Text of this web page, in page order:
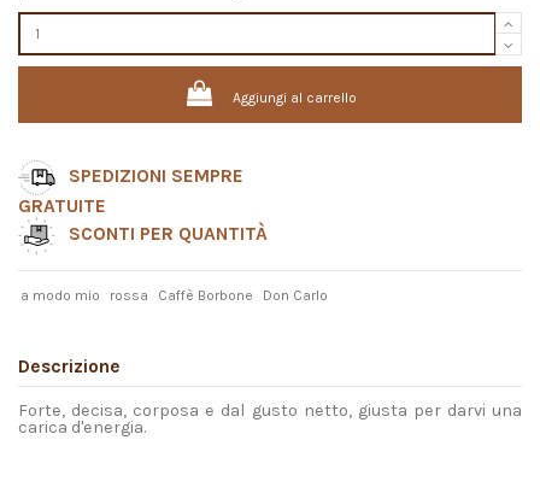
Aggiungi al carrello
SPEDIZIONI SEMPRE
GRATUITE
SCONTI PER QUANTITÀ
a modo mio rossa Caffè Borbone Don Carlo
Descrizione
Forte, decisa, corposa e dal gusto netto, giusta per darvi una
carica d'energia.